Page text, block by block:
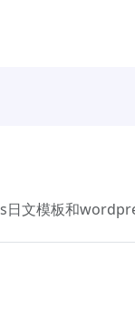
文模板和